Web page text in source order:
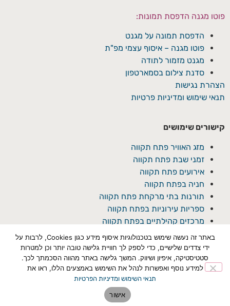
פוטו מגנה הדפסת תמונות:
הדפסת תמונה על מגנט
פוטו מגנה – איסוף עצמי מפ"ת
מגנט מזמור לתודה
סדנת צילום בסמארטפון
הצהרת נגישות
תנאי שימוש ומדיניות פרטיות
קישורים שימושים
מזג האוויר פתח תקווה
זמני שבת פתח תקווה
אירועים פתח תקווה
חניה בפתח תקווה
תורנות בתי מרקחת פתח תקווה
ספריות עירוניות בפתח תקווה
מרכזים קהילתיים בפתח תקווה
באתר זה נעשה שימוש בטכנולוגיות איסוף מידע כגון Cookies, לרבות על
ידי צדדים שלישיים, כדי לספק לך חוויית גלישה טובה יותר וכן למטרות
סטטיסטיקה, איפיון ושיווק. המשך גלישה באתר מהווה הסכמתך לכך.
למידע נוסף ואפשרות לנהל את השימוש באמצעים הללו, ראו את
תנאי השימוש ומדיניות הפרטיות
אישור